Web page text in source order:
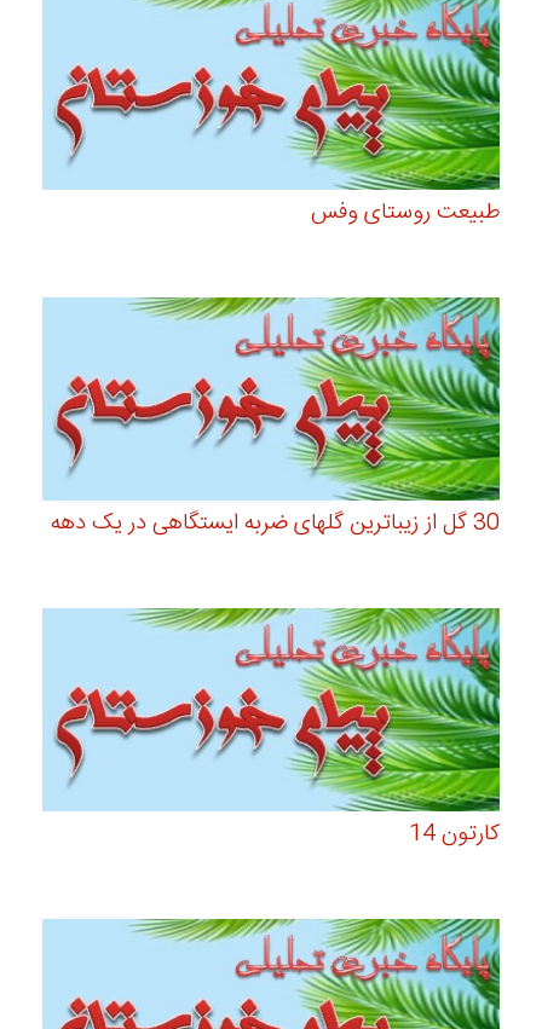
طبیعت روستای وفس
30 گل از زیباترین گلهای ضربه ایستگاهی در یک دهه
کارتون 14